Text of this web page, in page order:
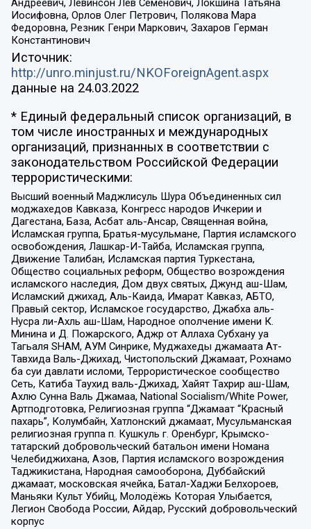
Андреевич, Левинсон Лев Семенович, Локшина Татьяна
Иосифовна, Орлов Олег Петрович, Полякова Мара
Федоровна, Резник Генри Маркович, Захаров Герман
Константинович
Источник:
http://unro.minjust.ru/NKOForeignAgent.aspx
данные на 24.03.2022
* Единый федеральный список организаций, в
том числе иностранных и международных
организаций, признанных в соответствии с
законодательством Российской Федерации
террористическими:
Высший военный Маджлисуль Шура Объединенных сил
моджахедов Кавказа, Конгресс народов Ичкерии и
Дагестана, База, Асбат аль-Ансар, Священная война,
Исламская группа, Братья-мусульмане, Партия исламского
освобождения, Лашкар-И-Тайба, Исламская группа,
Движение Талибан, Исламская партия Туркестана,
Общество социальных реформ, Общество возрождения
исламского наследия, Дом двух святых, Джунд аш-Шам,
Исламский джихад, Аль-Каида, Имарат Кавказ, АБТО,
Правый сектор, Исламское государство, Джабха аль-
Нусра ли-Ахль аш-Шам, Народное ополчение имени К.
Минина и Д. Пожарского, Аджр от Аллаха Субхану уа
Тагьаля SHAM, АУМ Синрике, Муджахеды джамаата Ат-
Тавхида Валь-Джихад, Чистопольский Джамаат, Рохнамо
ба суи давлати исломи, Террористическое сообщество
Сеть, Катиба Таухид валь-Джихад, Хайят Тахрир аш-Шам,
Ахлю Сунна Валь Джамаа, National Socialism/White Power,
Артподготовка, Религиозная группа “Джамаат “Красный
пахарь”, Колумбайн, Хатлонский джамаат, Мусульманская
религиозная группа п. Кушкуль г. Оренбург, Крымско-
татарский добровольческий батальон имени Номана
Челебиджихана, Азов, Партия исламского возрождения
Таджикистана, Народная самооборона, Дуббайский
джамаат, московская ячейка, Батал-Хаджи Белхороев,
Маньяки Культ Убийц, Молодёжь Которая Улыбается,
Легион Свобода России, Айдар, Русский добровольческий
корпус